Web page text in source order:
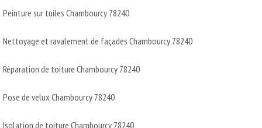
Peinture sur tuiles Chambourcy 78240
Nettoyage et ravalement de façades Chambourcy 78240
Réparation de toiture Chambourcy 78240
Pose de velux Chambourcy 78240
Isolation de toiture Chambourcy 78240